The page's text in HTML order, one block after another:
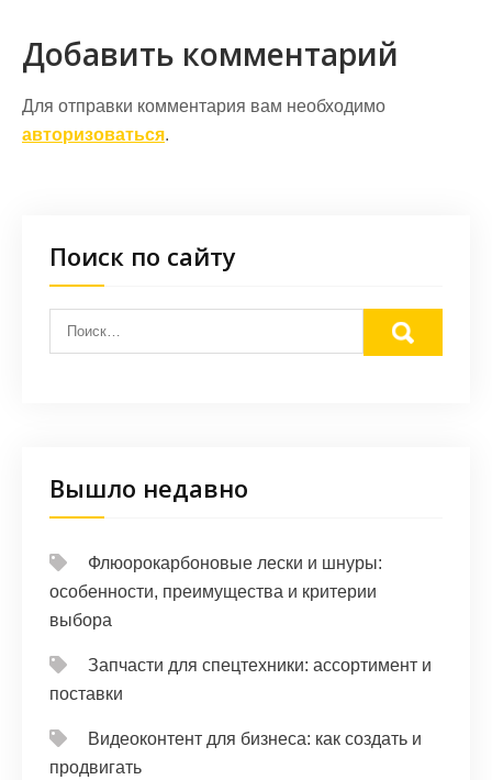
Добавить комментарий
Для отправки комментария вам необходимо
авторизоваться.
Поиск по сайту
Вышло недавно
Флюорокарбоновые лески и шнуры:
особенности, преимущества и критерии
выбора
Запчасти для спецтехники: ассортимент и
поставки
Видеоконтент для бизнеса: как создать и
продвигать